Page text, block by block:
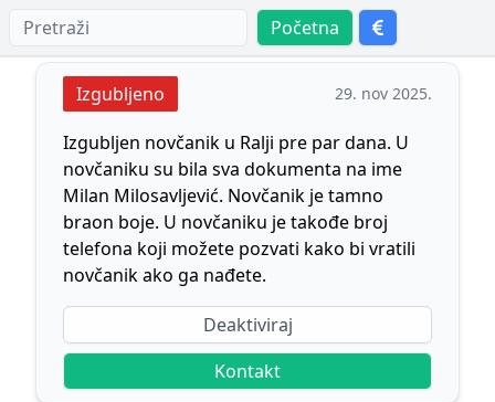
Početna
Izgubljeno 29. nov 2025.
Izgubljen novčanik u Ralji pre par dana. U
novčaniku su bila sva dokumenta na ime
Milan Milosavljević. Novčanik je tamno
braon boje. U novčaniku je takođe broj
telefona koji možete pozvati kako bi vratili
novčanik ako ga nađete.
Deaktiviraj
Kontakt